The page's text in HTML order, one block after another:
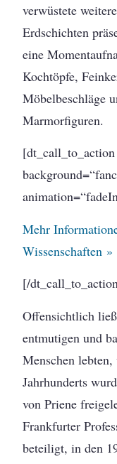
verwüstete
Erdschichten
eine
Kochtöpfe,
Möbelbeschläge
Marmorfiguren.
Mehr
Wissenschaften »
[/
Offensichtlich
entmutigen und
Menschen
Jahrhunderts
von Priene
Frankfurter
beteiligt, in den